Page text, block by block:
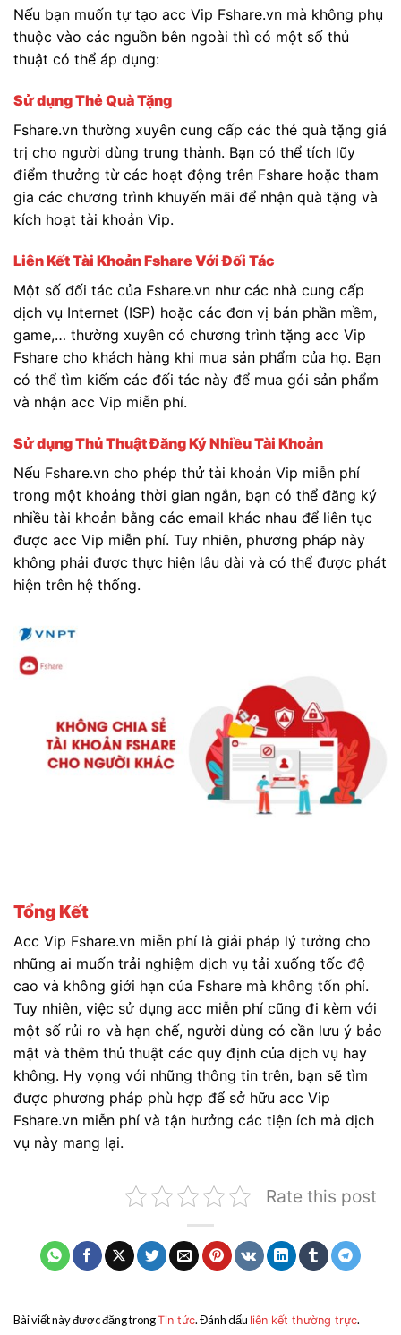
Nếu bạn muốn tự tạo acc Vip Fshare.vn mà không phụ
thuộc vào các nguồn bên ngoài thì có một số thủ
thuật có thể áp dụng:
Sử dụng Thẻ Quà Tặng
Fshare.vn thường xuyên cung cấp các thẻ quà tặng giá
trị cho người dùng trung thành. Bạn có thể tích lũy
điểm thưởng từ các hoạt động trên Fshare hoặc tham
gia các chương trình khuyến mãi để nhận quà tặng và
kích hoạt tài khoản Vip.
Liên Kết Tài Khoản Fshare Với Đối Tác
Một số đối tác của Fshare.vn như các nhà cung cấp
dịch vụ Internet (ISP) hoặc các đơn vị bán phần mềm,
game,… thường xuyên có chương trình tặng acc Vip
Fshare cho khách hàng khi mua sản phẩm của họ. Bạn
có thể tìm kiếm các đối tác này để mua gói sản phẩm
và nhận acc Vip miễn phí.
Sử dụng Thủ Thuật Đăng Ký Nhiều Tài Khoản
Nếu Fshare.vn cho phép thử tài khoản Vip miễn phí
trong một khoảng thời gian ngắn, bạn có thể đăng ký
nhiều tài khoản bằng các email khác nhau để liên tục
được acc Vip miễn phí. Tuy nhiên, phương pháp này
không phải được thực hiện lâu dài và có thể được phát
hiện trên hệ thống.
Tổng Kết
Acc Vip Fshare.vn miễn phí là giải pháp lý tưởng cho
những ai muốn trải nghiệm dịch vụ tải xuống tốc độ
cao và không giới hạn của Fshare mà không tốn phí.
Tuy nhiên, việc sử dụng acc miễn phí cũng đi kèm với
một số rủi ro và hạn chế, người dùng có cần lưu ý bảo
mật và thêm thủ thuật các quy định của dịch vụ hay
không. Hy vọng với những thông tin trên, bạn sẽ tìm
được phương pháp phù hợp để sở hữu acc Vip
Fshare.vn miễn phí và tận hưởng các tiện ích mà dịch
vụ này mang lại.
Rate this post
Bài viết này được đăng trongTin tức. Đánh dấu liên kết thường trực.